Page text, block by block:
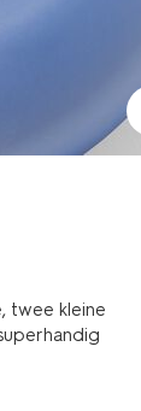
twee kleine